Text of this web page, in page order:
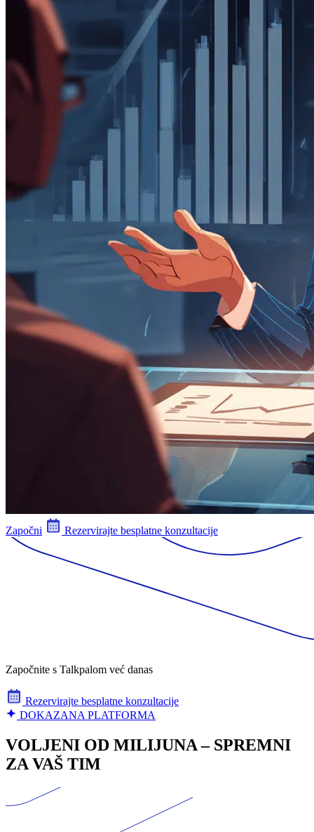
Započni Rezervirajte besplatne konzultacije
Započnite s Talkpalom već danas
Rezervirajte besplatne konzultacije
DOKAZANA PLATFORMA
VOLJENI OD MILIJUNA – SPREMNI
ZA VAŠ TIM